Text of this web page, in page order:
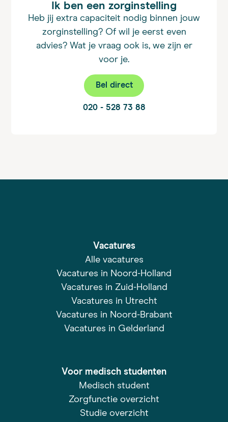
Ik ben een zorginstelling
Heb jij extra capaciteit nodig binnen jouw
zorginstelling? Of wil je eerst even
advies? Wat je vraag ook is, we zijn er
voor je.
Bel direct
020 - 528 73 88
Vacatures
Alle vacatures
Vacatures in Noord-Holland
Vacatures in Zuid-Holland
Vacatures in Utrecht
Vacatures in Noord-Brabant
Vacatures in Gelderland
Voor medisch studenten
Medisch student
Zorgfunctie overzicht
Studie overzicht